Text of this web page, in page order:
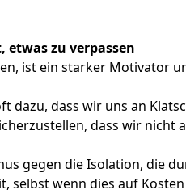
etwas zu verpassen
ist ein starker Motivator
dazu, dass wir uns an
dass wir nicht
gegen die Isolation, die
selbst wenn dies auf